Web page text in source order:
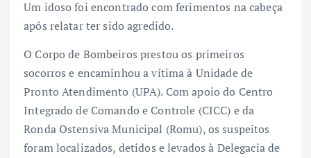
Um idoso foi encontrado com ferimentos na cabeça
após relatar ter sido agredido.
O Corpo de Bombeiros prestou os primeiros
socorros e encaminhou a vítima à Unidade de
Pronto Atendimento (UPA). Com apoio do Centro
Integrado de Comando e Controle (CICC) e da
Ronda Ostensiva Municipal (Romu), os suspeitos
foram localizados, detidos e levados à Delegacia de